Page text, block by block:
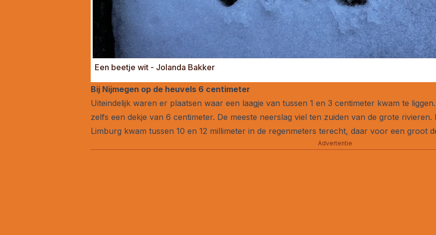
Een beetje wit - Jolanda Bakker
Bij Nijmegen op de heuvels 6 centimeter
Uiteindelijk waren er plaatsen waar een laagje van tussen 1 en 3 centimeter kwam te
zelfs een dekje van 6 centimeter. De meeste neerslag viel ten zuiden van de grote
Limburg kwam tussen 10 en 12 millimeter in de regenmeters terecht, daar voor een groot
Advertentie